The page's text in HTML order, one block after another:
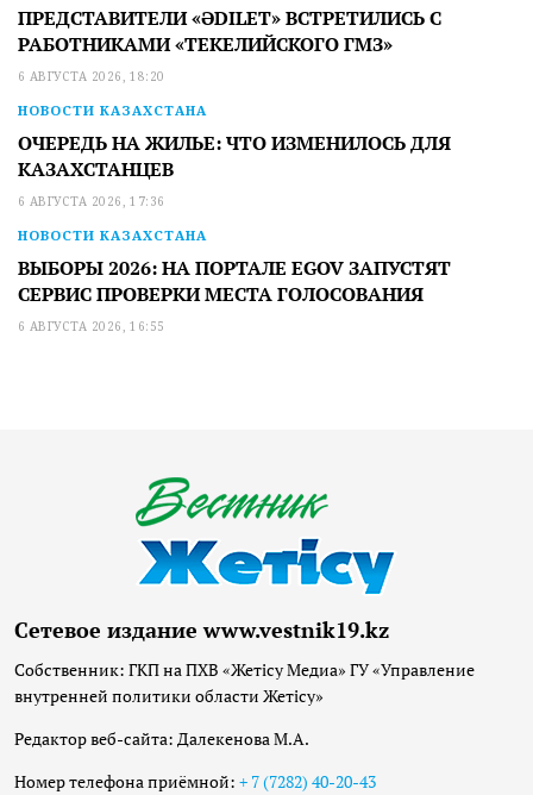
ПРЕДСТАВИТЕЛИ «ӘDILET» ВСТРЕТИЛИСЬ С
РАБОТНИКАМИ «ТЕКЕЛИЙСКОГО ГМЗ»
6 АВГУСТА 2026, 18:20
НОВОСТИ КАЗАХСТАНА
ОЧЕРЕДЬ НА ЖИЛЬЕ: ЧТО ИЗМЕНИЛОСЬ ДЛЯ
КАЗАХСТАНЦЕВ
6 АВГУСТА 2026, 17:36
НОВОСТИ КАЗАХСТАНА
ВЫБОРЫ 2026: НА ПОРТАЛЕ EGOV ЗАПУСТЯТ
СЕРВИС ПРОВЕРКИ МЕСТА ГОЛОСОВАНИЯ
6 АВГУСТА 2026, 16:55
Сетевое издание www.vestnik19.kz
Собственник: ГКП на ПХВ «Жетісу Медиа» ГУ «Управление
внутренней политики области Жетісу»
Редактор веб-сайта: Далекенова М.А.
Номер телефона приёмной: + 7 (7282) 40-20-43